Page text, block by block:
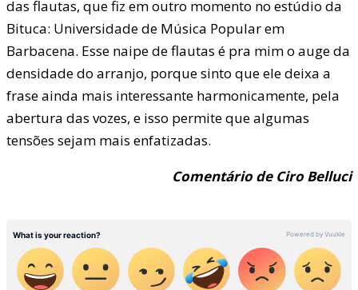
das flautas, que fiz em outro momento no estúdio da
Bituca: Universidade de Música Popular em
Barbacena. Esse naipe de flautas é pra mim o auge da
densidade do arranjo, porque sinto que ele deixa a
frase ainda mais interessante harmonicamente, pela
abertura das vozes, e isso permite que algumas
tensões sejam mais enfatizadas.
Comentário de Ciro Belluci